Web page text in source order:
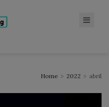
Home 2022 abril